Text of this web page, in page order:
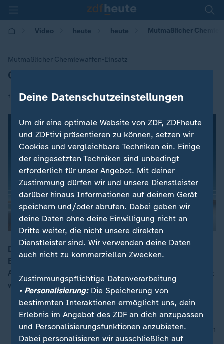
Video heute heute Mutmaßlicher
Mutmaßlicher Chemiewaffen-Einsatz
:
OPCW ermittelt in Syrien
18.04.2018 | 09:24
00:05
Die Experten der OPCW sollen im syrischen Duma ihre
Ermittlungen aufnehmen. Sie wollen herausfinden, ob
Anfang April Chemiewaffen gegen Zivilisten eingesetzt
wurden.
nach oben
Deine Datenschutzeinstellungen
Um dir eine optimale Website von ZDF, ZDFheute
und ZDFtivi präsentieren zu können, setzen wir
Cookies und vergleichbare Techniken ein. Einige
der eingesetzten Techniken sind unbedingt
erforderlich für unser Angebot. Mit deiner
Zustimmung dürfen wir und unsere Dienstleister
darüber hinaus Informationen auf deinem Gerät
speichern und/oder abrufen. Dabei geben wir
deine Daten ohne deine Einwilligung nicht an
Dritte weiter, die nicht unsere direkten
Dienstleister sind. Wir verwenden deine Daten
auch nicht zu kommerziellen Zwecken.
Zustimmungspflichtige Datenverarbeitung
• Personalisierung:Die Speicherung von
bestimmten Interaktionen ermöglicht uns, dein
Erlebnis im Angebot des ZDF an dich anzupassen
und Personalisierungsfunktionen anzubieten.
Dabei personalisieren wir ausschließlich auf